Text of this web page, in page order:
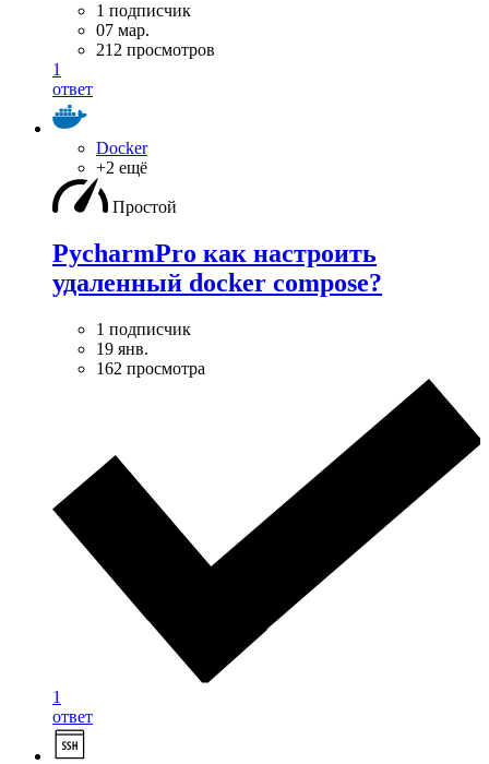
1 подписчик
07 мар.
212 просмотров
1
ответ
Docker
+2 ещё
Простой
PycharmPro как настроить
удаленный docker compose?
1 подписчик
19 янв.
162 просмотра
1
ответ